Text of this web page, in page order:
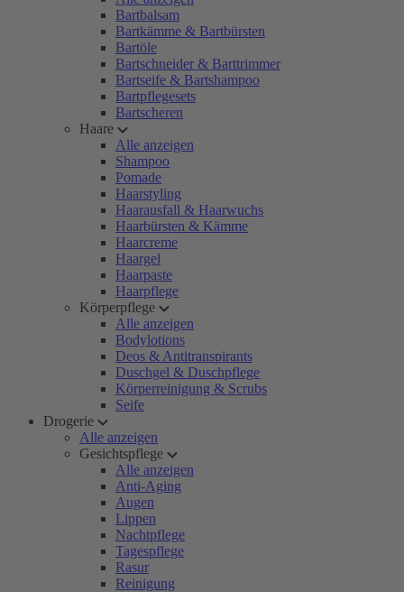
Bartbalsam
Bartkämme & Bartbürsten
Bartöle
Bartschneider & Barttrimmer
Bartseife & Bartshampoo
Bartpflegesets
Bartscheren
Haare
Alle anzeigen
Shampoo
Pomade
Haarstyling
Haarausfall & Haarwuchs
Haarbürsten & Kämme
Haarcreme
Haargel
Haarpaste
Haarpflege
Körperpflege
Alle anzeigen
Bodylotions
Deos & Antitranspirants
Duschgel & Duschpflege
Körperreinigung & Scrubs
Seife
Drogerie
Alle anzeigen
Gesichtspflege
Alle anzeigen
Anti-Aging
Augen
Lippen
Nachtpflege
Tagespflege
Rasur
Reinigung